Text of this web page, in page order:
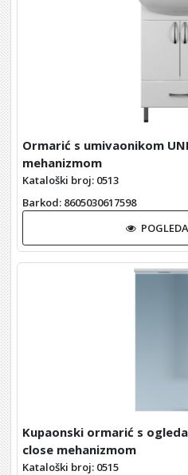
Ormarić s umivaonikom
mehanizmom
Kataloški broj: 0513
Barkod: 8605030617598
Kupaonski ormarić s
close mehanizmom
Kataloški broj: 0515